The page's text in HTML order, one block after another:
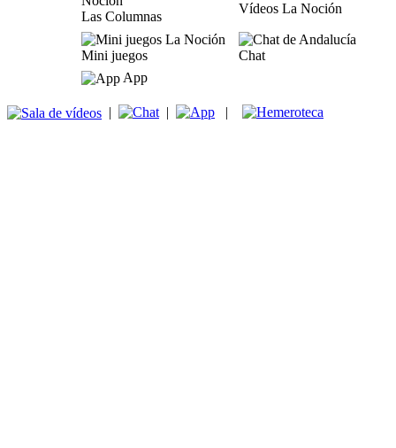
Las Columnas
Vídeos La Noción
Mini juegos
Chat
App
| | |